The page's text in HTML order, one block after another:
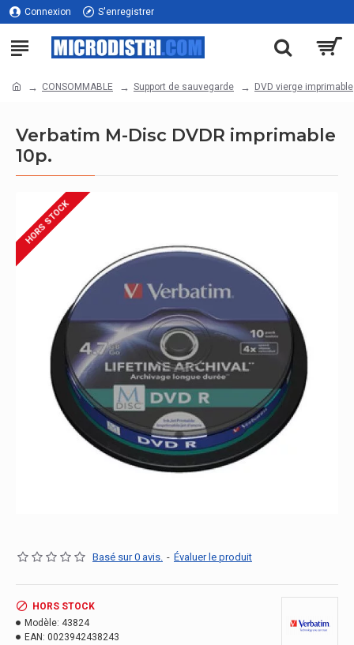
Connexion S'enregistrer
CONSOMMABLE Support de sauvegarde DVD vierge imprimable
Verbatim M-Disc DVDR imprimable
10p.
HORS STOCK
Basé sur 0 avis. - Évaluer le produit
HORS STOCK
Modèle: 43824
EAN: 0023942438243